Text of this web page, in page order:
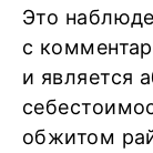
Это
с
и является
обжитом